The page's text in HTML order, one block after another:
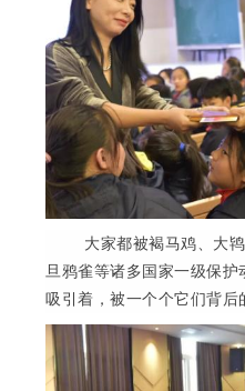
大家都被褐马鸡、大
旦鸦雀等诸多国家一级保
吸引着，被一个个它们背后